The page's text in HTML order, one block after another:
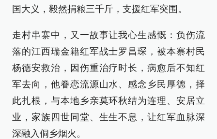
国大义，毅然捐粮三千斤，支援红军突围。
走村串寨中，又一故事让我心生感慨：负伤流
落的江西瑞金籍红军战士罗昌琛，被本寨村民
杨德安救治，因伤重治疗时长，病愈后不知红
军去向，他眷恋流源山水、感念乡民厚德，择
此扎根，与本地乡亲莫环秋结为连理、安居立
业，家族四世同堂、生生不息，让红军血脉深
深融入侗乡烟火。